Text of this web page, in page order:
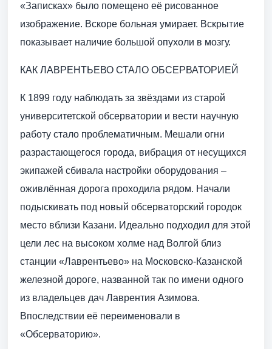
«Записках» было помещено её рисованное
изображение. Вскоре больная умирает. Вскрытие
показывает наличие большой опухоли в мозгу.
КАК ЛАВРЕНТЬЕВО СТАЛО ОБСЕРВАТОРИЕЙ
К 1899 году наблюдать за звёздами из старой
университетской обсерватории и вести научную
работу стало проблематичным. Мешали огни
разрастающегося города, вибрация от несущихся
экипажей сбивала настройки оборудования –
оживлённая дорога проходила рядом. Начали
подыскивать под новый обсерваторский городок
место вблизи Казани. Идеально подходил для этой
цели лес на высоком холме над Волгой близ
станции «Лаврентьево» на Московско-Казанской
железной дороге, названной так по имени одного
из владельцев дач Лаврентия Азимова.
Впоследствии её переименовали в
«Обсерваторию».